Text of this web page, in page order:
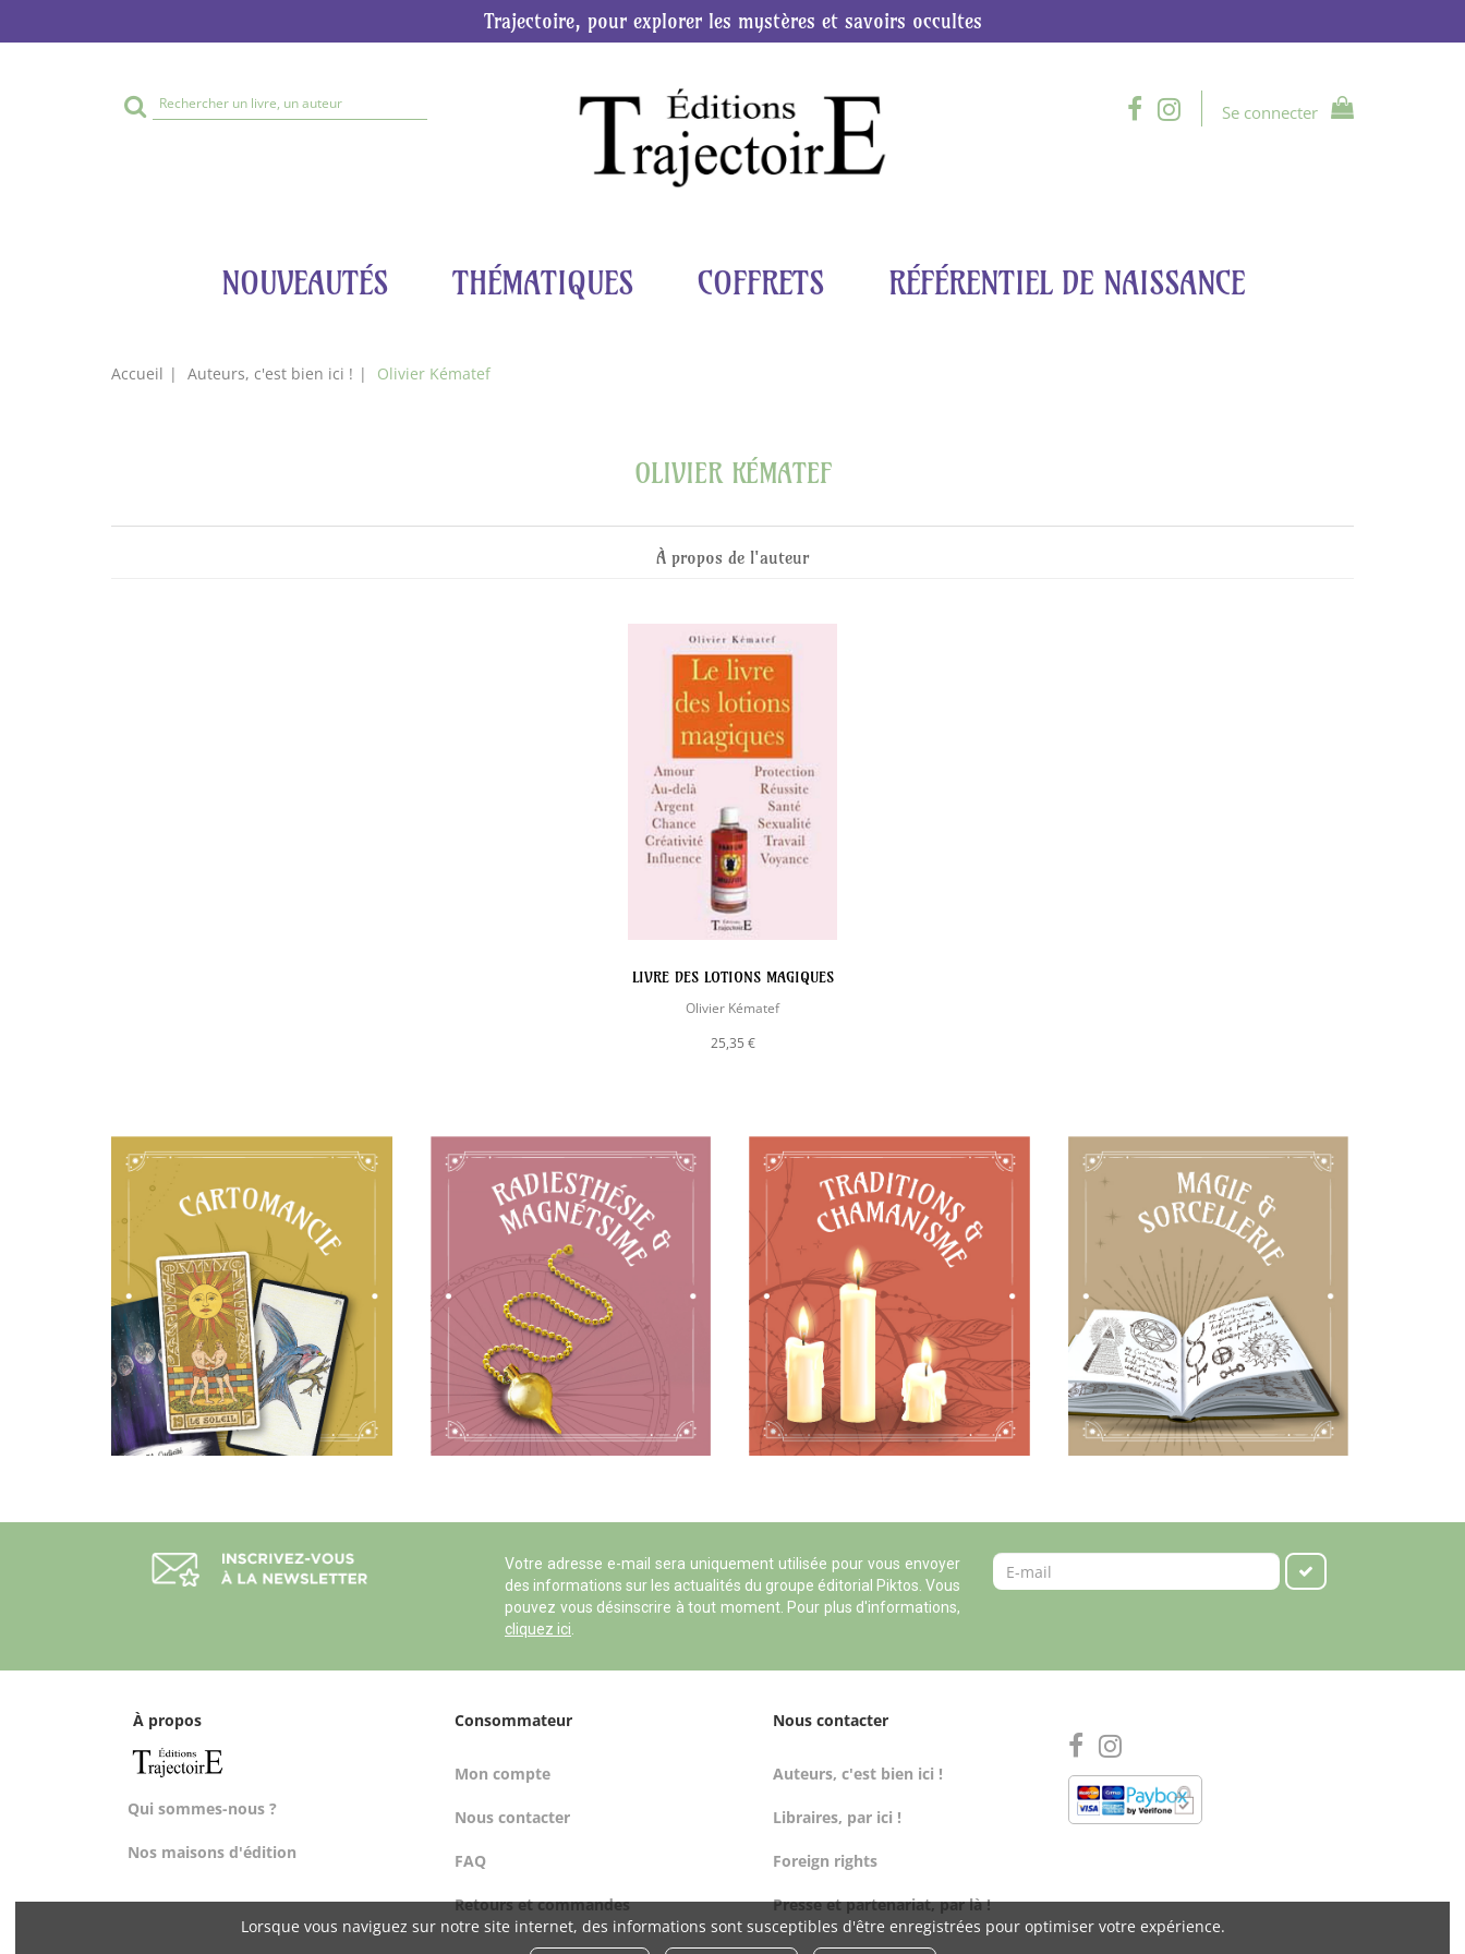
Lorsque vous naviguez sur notre site internet, des informations sont susceptibles d'être enregistrées pour optimiser votre expérience.
Trajectoire, pour explorer les mystères et savoirs occultes
Rechercher
sur
Se connecter
NOUVEAUTÉS THÉMATIQUES COFFRETS RÉFÉRENTIEL DE NAISSANCE
Accueil Auteurs, c'est bien ici ! Olivier Kématef
OLIVIER KÉMATEF
À propos de l'auteur
LIVRE DES LOTIONS MAGIQUES
Olivier Kématef
25,35 €
Votre adresse e-mail sera uniquement utilisée pour vous envoyer
des informations sur les actualités du groupe éditorial Piktos. Vous
pouvez vous désinscrire à tout moment. Pour plus d'informations,
cliquez ici.
À propos
Qui sommes-nous ?
Nos maisons d'édition
Consommateur
Mon compte
Nous contacter
FAQ
Retours et commandes
Nous contacter
Auteurs, c'est bien ici !
Libraires, par ici !
Foreign rights
Presse et partenariat, par là !